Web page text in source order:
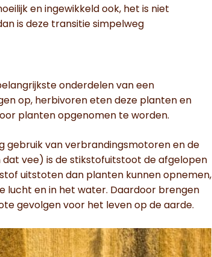
en ingewikkeld ook, het is niet
is deze transitie simpelweg
onderdelen van een
op, herbivoren eten deze planten en
planten opgenomen te worden.
gebruik van verbrandingsmotoren en de
vee) is de stikstofuitstoot de afgelopen
uitstoten dan planten kunnen opnemen,
lucht en in het water. Daardoor brengen
gevolgen voor het leven op de aarde.